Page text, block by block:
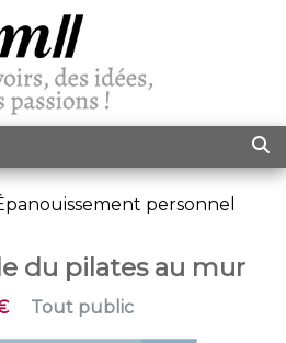
personnel
du pilates au mur
Tout public